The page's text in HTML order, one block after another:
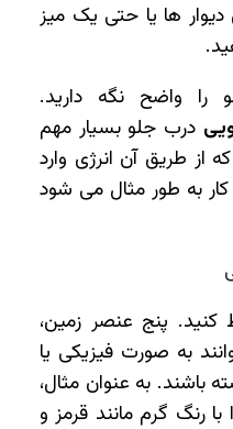
ها یا حتی یک میز
واضح نگه دارید.
درب جلو بسیار مهم
طریق آن انرژی وارد
به طور مثال می شود
پنج عنصر زمین،
به صورت فیزیکی یا
باشند. به عنوان مثال،
رنگ گرم مانند قرمز و